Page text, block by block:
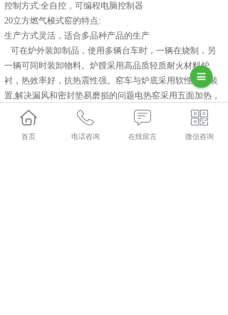
控制方式:全自控，可编程电脑控制器
20立方燃气梭式窑的特点:
生产方式灵活，适合多品种产品的生产
可在炉外装卸制品，使用多辆台车时，一辆在烧制，另
一辆可同时装卸物料。炉膛采用高品质轻质耐火材料炉
衬，热效率好，抗热震性强。窑车与炉底采用软性密封装
置,解决漏风和密封垫易磨损的问题电热窑采用五面加热，
炉内温度均匀，温差小。燃气窑采用全自控方式，操作简
易，安全性高。PID全自动控制，温控精度高炉膛尺寸可
跟据客户需求定制。
首页 电话咨询 在线留言 微信咨询